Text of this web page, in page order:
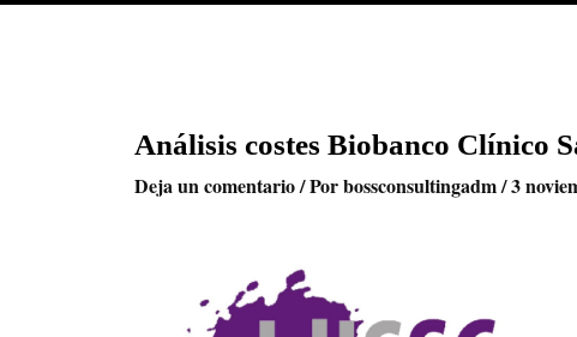
Análisis costes Biobanco Clínico
Deja un comentario/ Porbossconsultingadm/3